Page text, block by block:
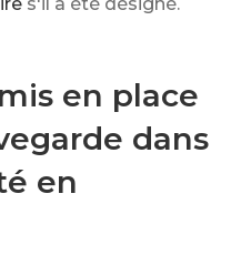
en place
dans
en